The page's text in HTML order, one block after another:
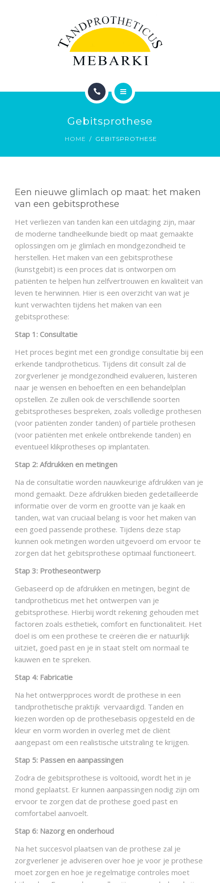
CERTIFICATEN
Gebitsprothese
HOME GEBITSPROTHESE
Een nieuwe glimlach op maat: het maken
van een gebitsprothese
Het verliezen van tanden kan een uitdaging zijn, maar
de moderne tandheelkunde biedt op maat gemaakte
oplossingen om je glimlach en mondgezondheid te
herstellen. Het maken van een gebitsprothese
(kunstgebit) is een proces dat is ontworpen om
patiënten te helpen hun zelfvertrouwen en kwaliteit van
leven te herwinnen. Hier is een overzicht van wat je
kunt verwachten tijdens het maken van een
gebitsprothese:
Stap 1: Consultatie
Het proces begint met een grondige consultatie bij een
erkende tandprotheticus. Tijdens dit consult zal de
zorgverlener je mondgezondheid evalueren, luisteren
naar je wensen en behoeften en een behandelplan
opstellen. Ze zullen ook de verschillende soorten
gebitsprotheses bespreken, zoals volledige prothesen
(voor patiënten zonder tanden) of partiële prothesen
(voor patiënten met enkele ontbrekende tanden) en
eventueel klikprotheses op implantaten.
Stap 2: Afdrukken en metingen
Na de consultatie worden nauwkeurige afdrukken van je
mond gemaakt. Deze afdrukken bieden gedetailleerde
informatie over de vorm en grootte van je kaak en
tanden, wat van cruciaal belang is voor het maken van
een goed passende prothese. Tijdens deze stap
kunnen ook metingen worden uitgevoerd om ervoor te
zorgen dat het gebitsprothese optimaal functioneert.
Stap 3: Protheseontwerp
Gebaseerd op de afdrukken en metingen, begint de
tandprotheticus met het ontwerpen van je
gebitsprothese. Hierbij wordt rekening gehouden met
factoren zoals esthetiek, comfort en functionaliteit. Het
doel is om een prothese te creëren die er natuurlijk
uitziet, goed past en je in staat stelt om normaal te
kauwen en te spreken.
Stap 4: Fabricatie
Na het ontwerpproces wordt de prothese in een
tandprothetische praktijk vervaardigd. Tanden en
kiezen worden op de prothesebasis opgesteld en de
kleur en vorm worden in overleg met de cliënt
aangepast om een realistische uitstraling te krijgen.
Stap 5: Passen en aanpassingen
Zodra de gebitsprothese is voltooid, wordt het in je
mond geplaatst. Er kunnen aanpassingen nodig zijn om
ervoor te zorgen dat de prothese goed past en
comfortabel aanvoelt.
Stap 6: Nazorg en onderhoud
Na het succesvol plaatsen van de prothese zal je
zorgverlener je adviseren over hoe je voor je prothese
moet zorgen en hoe je regelmatige controles moet